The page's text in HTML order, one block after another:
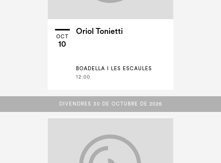
OCT
10
Oriol Tonietti
BOADELLA I LES ESCAULES
12:00
DIVENDRES 30 DE OCTUBRE DE 2026
DIVENDRES 30 DE OCTUBRE DE 2026